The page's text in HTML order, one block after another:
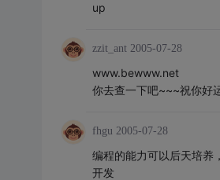
up
zzit_ant 2005-07-28
www.bewww.net
你去查一下吧~~~祝你好
fhgu 2005-07-28
编程的能力可以后天培养
开发